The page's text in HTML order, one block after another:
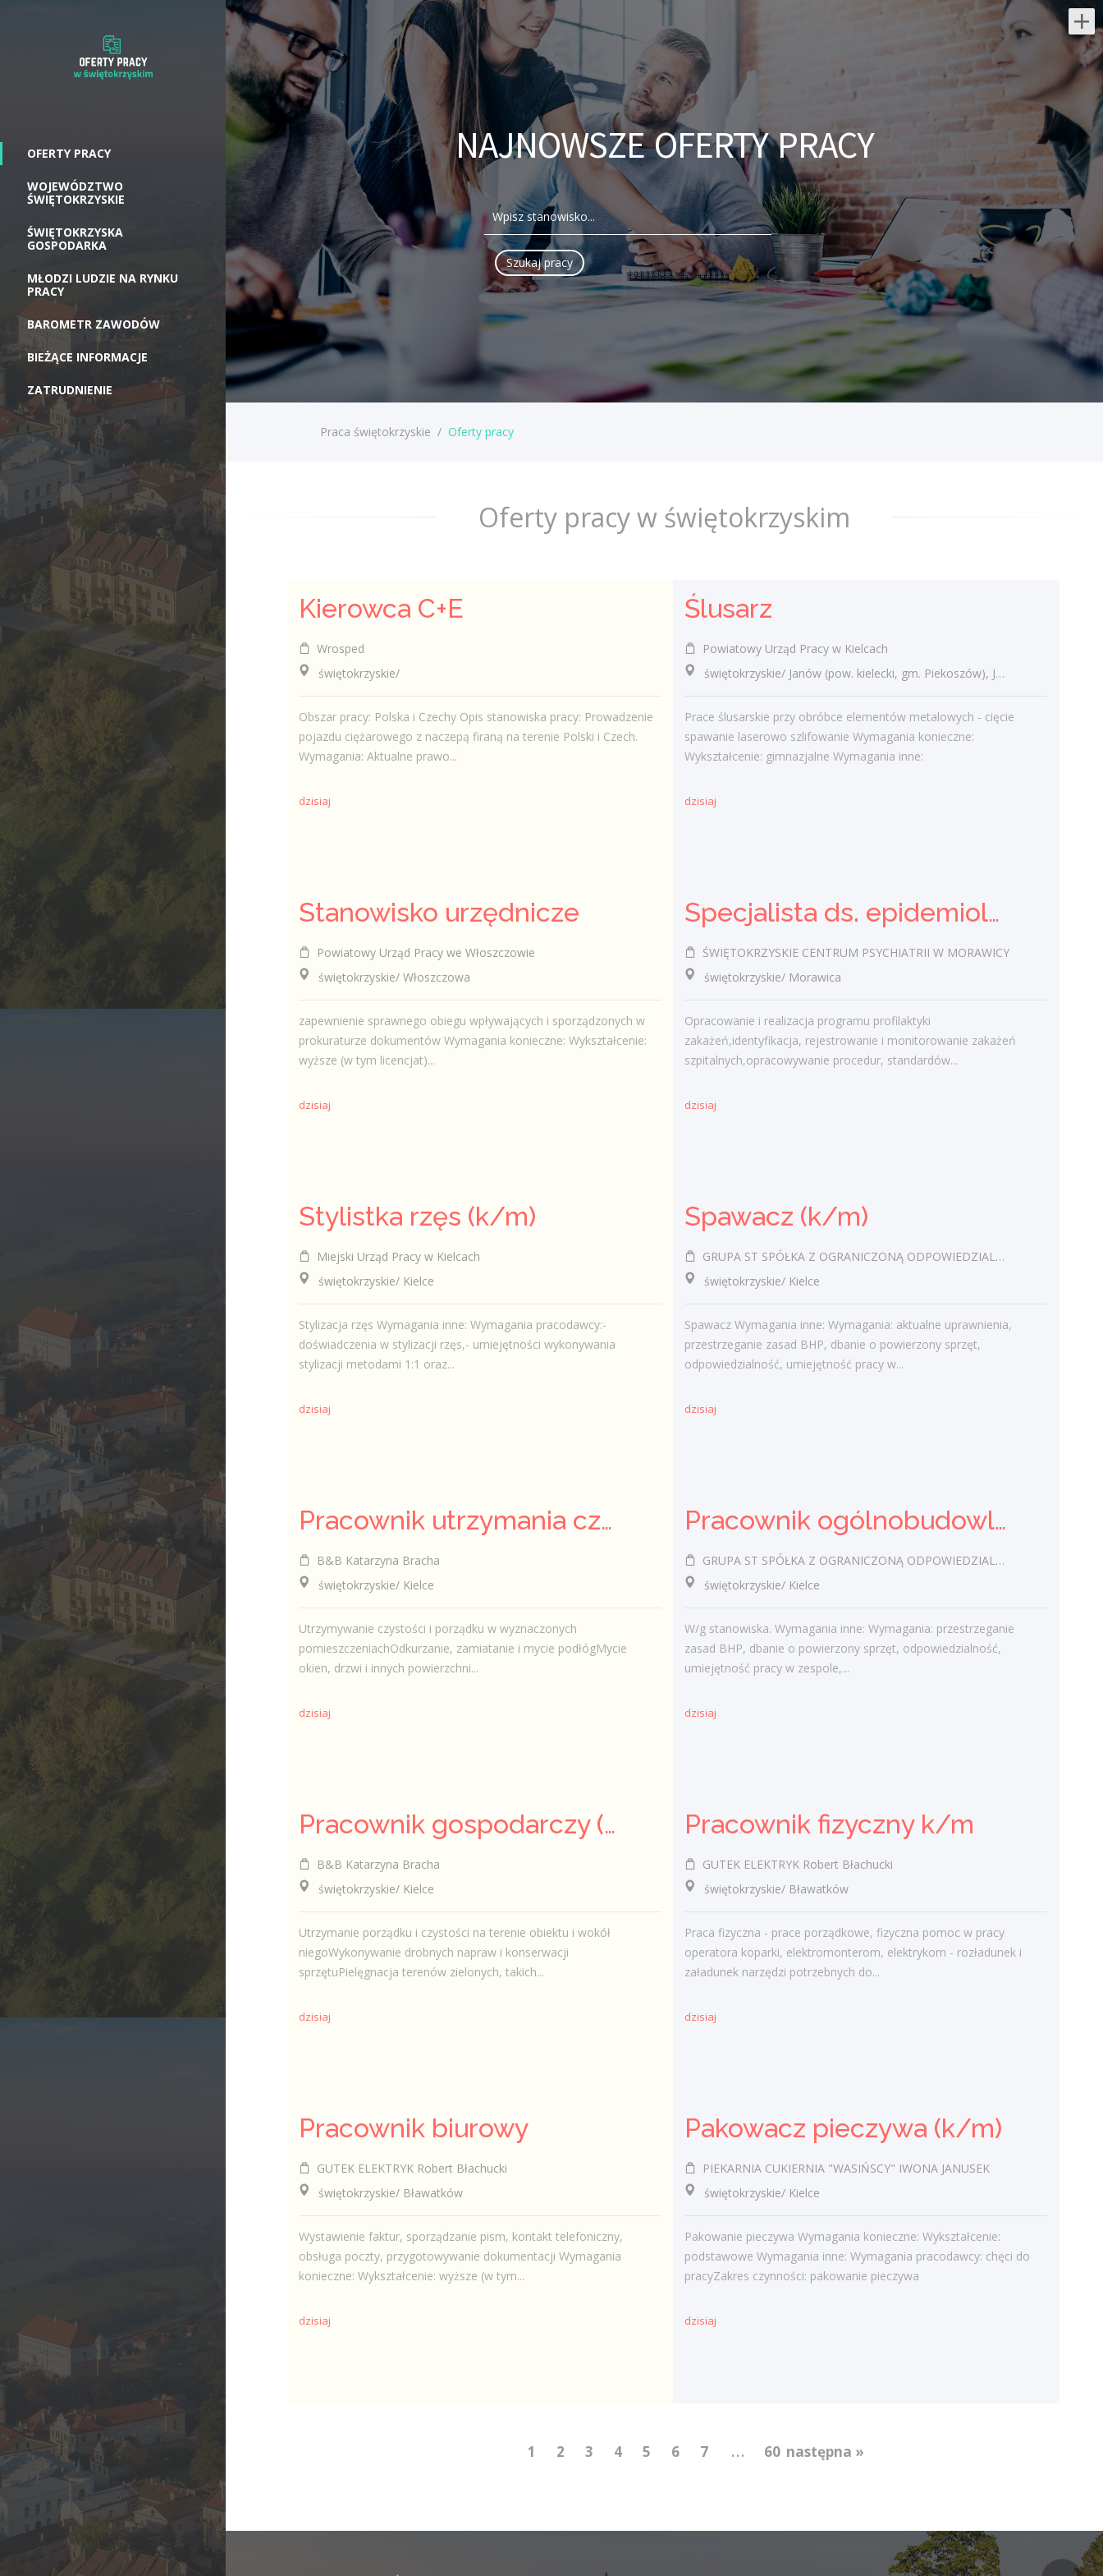
Najnowsze oferty pracy:
Kierowca C+E
świętokrzyskie/
Obszar pracy: Polska i Czechy Opis
stanowiska pracy: Prowadzenie pojazdu
ciężarowego z naczepą firaną na terenie
Polski i Czech. Wymagania: Aktualne
prawo...
dzisiaj
Ślusarz
Powiatowy Urząd Pracy w Kielcach
świętokrzyskie/ Janów (pow. kielecki, gm.
Piekoszów), Janów
dzisiaj
zapewnienie sprawnego obiegu
prokuraturze dokumentów Wymagania
konieczne: Wykształcenie: wyższe (w tym
licencjat)...
ŚWIĘTOKRZYSKIE CENTRUM
PSYCHIATRII W MORAWICY
świętokrzyskie/ Morawica
szpitalnych,opracowywanie procedur,
standardów...
Stylizacja rzęs Wymagania inne:
stylizacji rzęs,- umiejętności wykonywania
Więcej ofert pracy
Nowoczesne technologie w pracy. Jak
2 lutego 2021
W województwie świętokrzyskim
brakuje wykwalifikowanych murarzy
12 grudnia 2020
Gość-Obcokrajowcy w
świętokrzyskim
województwie świętokrzyskim
Kategorie
Struktura zatrudnienia
OFERTY PRACY
WOJEWÓDZTWO
ŚWIĘTOKRZYSKIE
ŚWIĘTOKRZYSKA
GOSPODARKA
MŁODZI LUDZIE NA RYNKU
PRACY
BAROMETR ZAWODÓW
BIEŻĄCE INFORMACJE
ZATRUDNIENIE
NAJNOWSZE OFERTY PRACY
Praca świętokrzyskie / Oferty pracy
Oferty pracy w świętokrzyskim
Kierowca C+E
Wrosped
świętokrzyskie/
Obszar pracy: Polska i Czechy Opis stanowiska pracy: Prowadzenie
pojazdu ciężarowego z naczepą firaną na terenie Polski i Czech.
Wymagania: Aktualne prawo...
dzisiaj
Ślusarz
Powiatowy Urząd Pracy w Kielcach
świętokrzyskie/ Janów (pow. kielecki, gm. Piekoszów), Janów
Prace ślusarskie przy obróbce elementów metalowych - cięcie
spawanie laserowo szlifowanie Wymagania konieczne:
Wykształcenie: gimnazjalne Wymagania inne:
dzisiaj
Stanowisko urzędnicze
Powiatowy Urząd Pracy we Włoszczowie
świętokrzyskie/ Włoszczowa
zapewnienie sprawnego obiegu wpływających i sporządzonych w
prokuraturze dokumentów Wymagania konieczne: Wykształcenie:
wyższe (w tym licencjat)...
dzisiaj
Specjalista ds. epidemiologii (k/m)
ŚWIĘTOKRZYSKIE CENTRUM PSYCHIATRII W MORAWICY
świętokrzyskie/ Morawica
Opracowanie i realizacja programu profilaktyki
zakażeń,identyfikacja, rejestrowanie i monitorowanie zakażeń
szpitalnych,opracowywanie procedur, standardów...
dzisiaj
Stylistka rzęs (k/m)
Miejski Urząd Pracy w Kielcach
świętokrzyskie/ Kielce
Stylizacja rzęs Wymagania inne: Wymagania pracodawcy:-
doświadczenia w stylizacji rzęs,- umiejętności wykonywania
stylizacji metodami 1:1 oraz...
dzisiaj
Spawacz (k/m)
GRUPA ST SPÓŁKA Z OGRANICZONĄ ODPOWIEDZIALNOŚCIĄ
świętokrzyskie/ Kielce
Spawacz Wymagania inne: Wymagania: aktualne uprawnienia,
przestrzeganie zasad BHP, dbanie o powierzony sprzęt,
odpowiedzialność, umiejętność pracy w...
dzisiaj
Pracownik utrzymania czystości (sprzątaczka) (k/m)
B&B Katarzyna Bracha
świętokrzyskie/ Kielce
Utrzymywanie czystości i porządku w wyznaczonych
pomieszczeniachOdkurzanie, zamiatanie i mycie podłógMycie
okien, drzwi i innych powierzchni...
dzisiaj
Pracownik ogólnobudowlany (k/m)
GRUPA ST SPÓŁKA Z OGRANICZONĄ ODPOWIEDZIALNOŚCIĄ
świętokrzyskie/ Kielce
W/g stanowiska. Wymagania inne: Wymagania: przestrzeganie
zasad BHP, dbanie o powierzony sprzęt, odpowiedzialność,
umiejętność pracy w zespole,...
dzisiaj
Pracownik gospodarczy (k/m)
B&B Katarzyna Bracha
świętokrzyskie/ Kielce
Utrzymanie porządku i czystości na terenie obiektu i wokół
niegoWykonywanie drobnych napraw i konserwacji
sprzętuPielęgnacja terenów zielonych, takich...
dzisiaj
Pracownik fizyczny k/m
GUTEK ELEKTRYK Robert Błachucki
świętokrzyskie/ Bławatków
Praca fizyczna - prace porządkowe, fizyczna pomoc w pracy
operatora koparki, elektromonterom, elektrykom - rozładunek i
załadunek narzędzi potrzebnych do...
dzisiaj
Pracownik biurowy
GUTEK ELEKTRYK Robert Błachucki
świętokrzyskie/ Bławatków
Wystawienie faktur, sporządzanie pism, kontakt telefoniczny,
obsługa poczty, przygotowywanie dokumentacji Wymagania
konieczne: Wykształcenie: wyższe (w tym...
dzisiaj
Pakowacz pieczywa (k/m)
PIEKARNIA CUKIERNIA "WASIŃSCY" IWONA JANUSEK
świętokrzyskie/ Kielce
Pakowanie pieczywa Wymagania konieczne: Wykształcenie:
podstawowe Wymagania inne: Wymagania pracodawcy: chęci do
pracyZakres czynności: pakowanie pieczywa
dzisiaj
1 2 3 4 5 6 7 ... 60 następna »